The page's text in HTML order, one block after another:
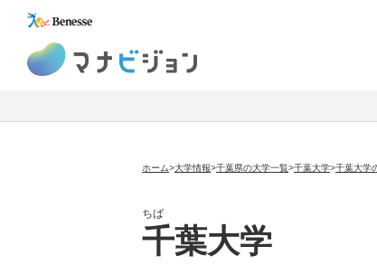
ホーム>大学情報>千葉県の大学一覧>千葉大学>千葉大学
ちば
千葉大学